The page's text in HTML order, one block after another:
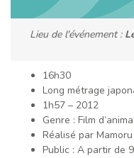
Lieu de l'événement :
16h30
Long métrage
1h57 – 2012
Genre : Film
Réalisé par
Public : A partir de